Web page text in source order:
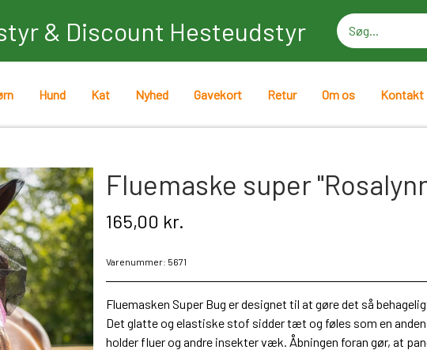
& Discount Hesteudstyr
Hund Kat Nyhed Gavekort Retur Om os Kontakt
Fluemaske super
165,00 kr.
Varenummer: 5671
Fluemasken Super Bug er designet til at gøre det så
Det glatte og elastiske stof sidder tæt og føles som en
holder fluer og andre insekter væk. Åbningen foran gør, at